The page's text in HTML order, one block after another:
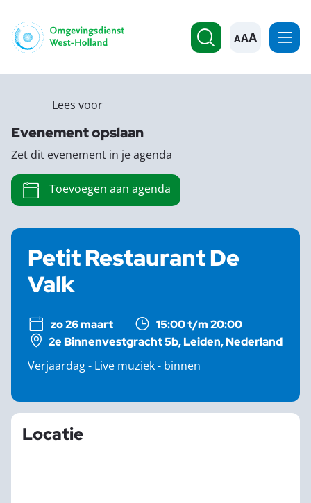
A
Petit Restaurant De
Valk
zo 26 maart
15:00 t/m 20:00
2e Binnenvestgracht 5b, Leiden, Nederland
Verjaardag - Live muziek - binnen
Locatie
Lees voor
Evenement opslaan
Zet dit evenement in je agenda
Toevoegen aan agenda